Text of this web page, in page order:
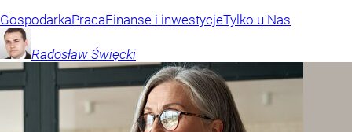
GospodarkaPracaFinanse i inwestycjeTylko u Nas
Radosław Święcki